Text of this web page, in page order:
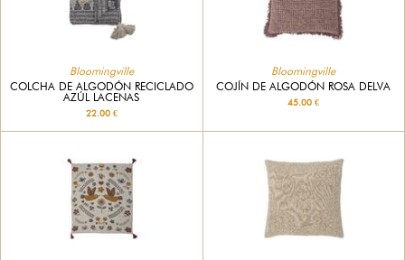
Bloomingville
COLCHA DE ALGODÓN RECICLADO
AZÚL LACENAS
22.00 €
Bloomingville
COJÍN DE ALGODÓN ROSA DELVA
45.00 €